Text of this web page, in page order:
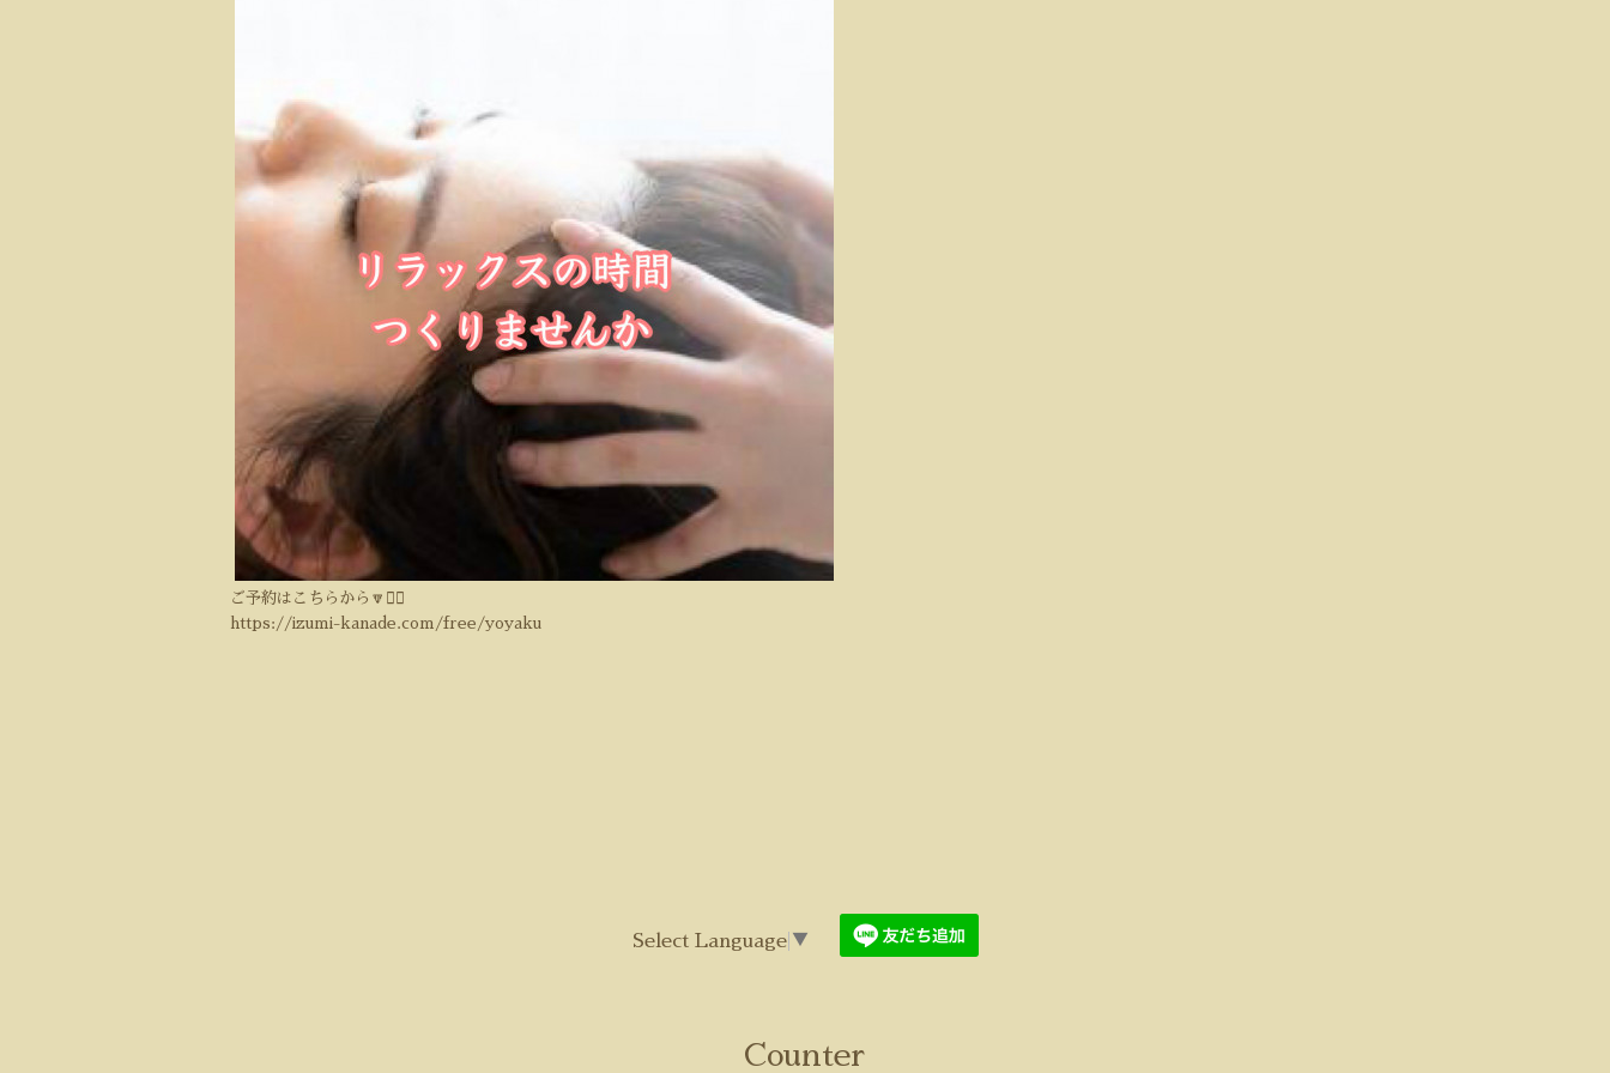
ご予約はこちらから🔽💁‍♀️
https://izumi-kanade.com/free/yoyaku
Select Language ▼
Counter